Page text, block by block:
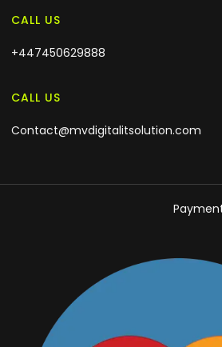
CALL US
+447450629888
CALL US
Contact@mvdigitalitsolution.com